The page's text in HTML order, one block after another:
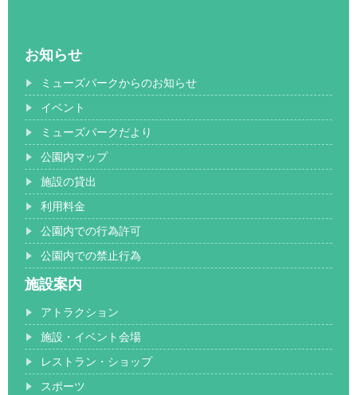
お知らせ
ミューズパークからのお知らせ
イベント
ミューズパークだより
公園内マップ
施設の貸出
利用料金
公園内での行為許可
公園内での禁止行為
施設案内
アトラクション
施設・イベント会場
レストラン・ショップ
スポーツ